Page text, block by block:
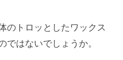
のトロッとしたワックス
ではないでしょうか。